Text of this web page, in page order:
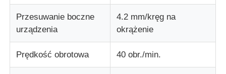
Sprzęt do badania opakowań
Sprzęt do badań klejnotów
Przesuwanie boczne
urządzenia
4.2 mm/kręg na
okrążenie
Prędkość obrotowa 40 obr./min.